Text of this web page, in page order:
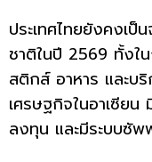
ประเทศไทยยังคงเ
ชาติในปี 2569 ทั้งใ
สติกส์ อาหาร และบ
เศรษฐกิจในอาเซีย
ลงทุน และมีระบบซัพ